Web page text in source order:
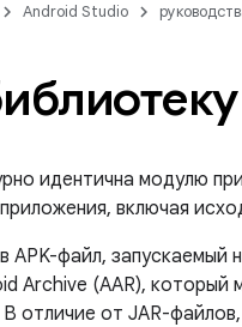
Android Studio
идентична модулю
включая
APK-файл, запускаемый
Archive (AAR),
отличие от JAR-